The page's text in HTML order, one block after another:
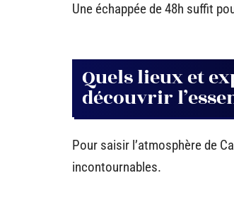
Une échappée de 48h suffit
Quels lieux et
découvrir
Pour saisir l’atmosphère de
incontournables.